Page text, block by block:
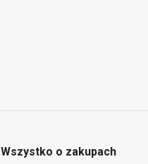
Wszystko o zakupach